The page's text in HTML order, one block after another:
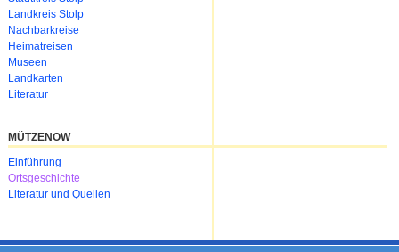
überspringen
Landkreis Stolp
Nachbarkreise
Heimatreisen
Museen
Landkarten
Literatur
MÜTZENOW
Navigation
überspringen
Einführung
Ortsgeschichte
Literatur und Quellen